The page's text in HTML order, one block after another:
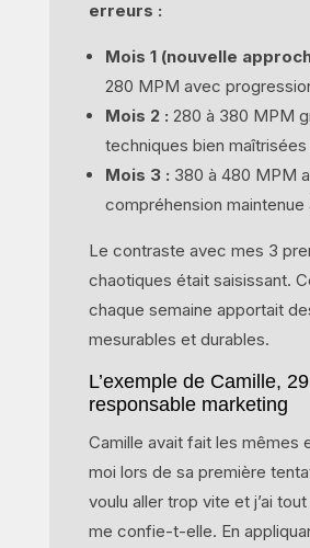
erreurs :
Mois 1 (nouvelle
280 MPM avec
Mois 2 : 280 à 380 MPM
techniques bien maîtrisées
Mois 3 : 380 à 480 MPM
compréhension maintenue
Le contraste avec mes 3
chaotiques était saisissant.
chaque semaine apportait
mesurables et durables.
L’exemple de Camille,
responsable marketing
Camille avait fait les mêmes
moi lors de sa première
voulu aller trop vite et j’ai
me confie-t-elle. En